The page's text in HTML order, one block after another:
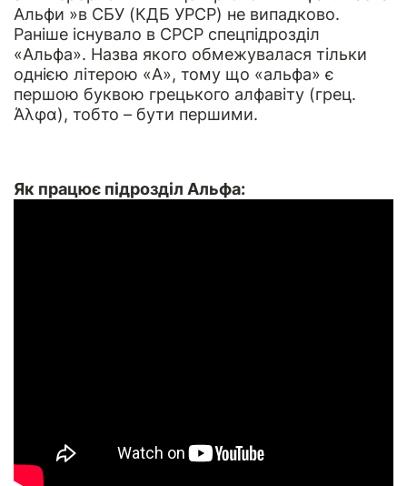
Альфи »в СБУ (КДБ УРСР) не випадково.
Раніше існувало в СРСР спецпідрозділ
«Альфа». Назва якого обмежувалася тільки
однією літерою «А», тому що «альфа» є
першою буквою грецького алфавіту (грец.
Άλφα), тобто – бути першими.
Як працює підрозділ Альфа: